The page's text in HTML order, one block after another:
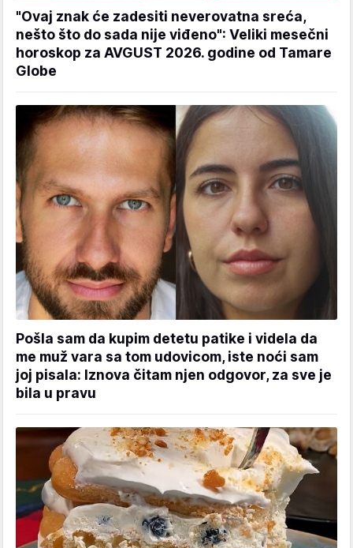
"Ovaj znak će zadesiti neverovatna sreća,
nešto što do sada nije viđeno": Veliki mesečni
horoskop za AVGUST 2026. godine od Tamare
Globe
Pošla sam da kupim detetu patike i videla da
me muž vara sa tom udovicom, iste noći sam
joj pisala: Iznova čitam njen odgovor, za sve je
bila u pravu